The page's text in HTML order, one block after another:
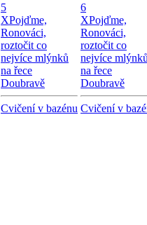
5
XPojďme,
Ronováci,
roztočit co
nejvíce mlýnků
na řece
Doubravě
Cvičení v bazénu
6
XPojďme,
Ronováci,
roztočit co
nejvíce
na řece
Doubravě
Cvičení v